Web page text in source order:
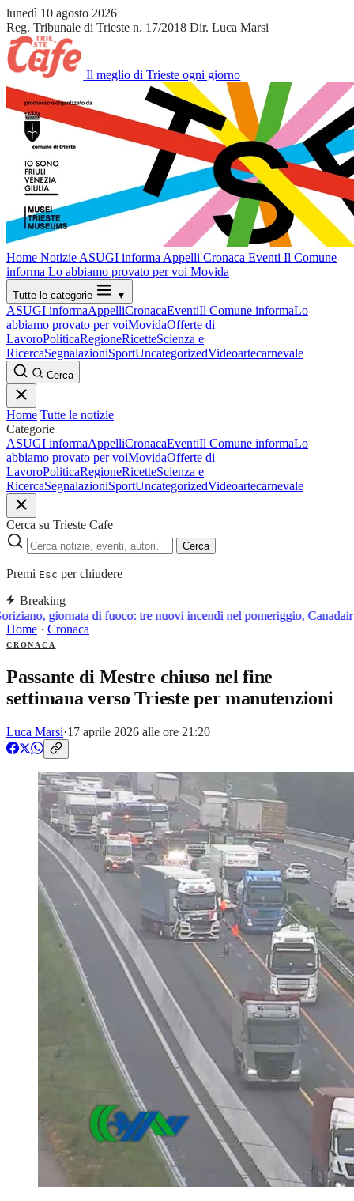
lunedì 10 agosto 2026
Reg. Tribunale di Trieste n. 17/2018 Dir. Luca Marsi
Il meglio di Trieste ogni giorno
Home Notizie ASUGI informa Appelli Cronaca Eventi Il Comune
informa Lo abbiamo provato per voi Movida
Tutte le categorie ▼
ASUGI informaAppelliCronacaEventiIl Comune informaLo
abbiamo provato per voiMovidaOfferte di
LavoroPoliticaRegioneRicetteScienza e
RicercaSegnalazioniSportUncategorizedVideoartecarnevale
Cerca
Home Tutte le notizie
Categorie
ASUGI informaAppelliCronacaEventiIl Comune informaLo
abbiamo provato per voiMovidaOfferte di
LavoroPoliticaRegioneRicetteScienza e
RicercaSegnalazioniSportUncategorizedVideoartecarnevale
Cerca su Trieste Cafe
Cerca
Premi Esc per chiudere
Breaking
giornata di fuoco: tre nuovi incendi nel pomeriggio,
Home · Cronaca
CRONACA
Passante di Mestre chiuso nel fine
settimana verso Trieste per manutenzioni
Luca Marsi·17 aprile 2026 alle ore 21:20